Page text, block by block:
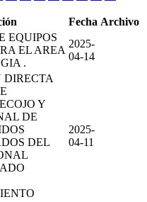
Fecha Archivo
EQUIPOS
EL AREA
.
2025-
04-14
DIRECTA
Y
DE
DEL
2025-
04-11